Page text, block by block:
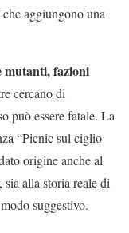
aggiungono una
fazioni
cercano di
può essere fatale. La
“Picnic sul ciglio
origine anche al
alla storia reale di
suggestivo.